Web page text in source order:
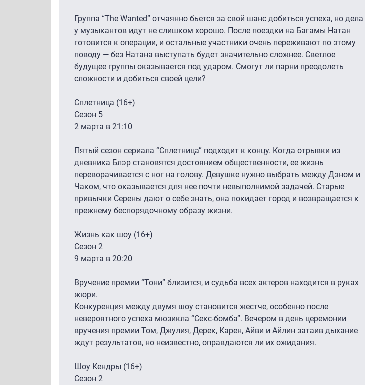
Группа “The Wanted” отчаянно бьется за свой шанс добиться успеха, но дела
у музыкантов идут не слишком хорошо. После поездки на Багамы Натан
готовится к операции, и остальные участники очень переживают по этому
поводу — без Натана выступать будет значительно сложнее. Светлое
будущее группы оказывается под ударом. Смогут ли парни преодолеть
сложности и добиться своей цели?
Сплетница (16+)
Сезон 5
2 марта в 21:10
Пятый сезон сериала “Сплетница” подходит к концу. Когда отрывки из
дневника Блэр становятся достоянием общественности, ее жизнь
переворачивается с ног на голову. Девушке нужно выбрать между Дэном и
Чаком, что оказывается для нее почти невыполнимой задачей. Старые
привычки Серены дают о себе знать, она покидает город и возвращается к
прежнему беспорядочному образу жизни.
Жизнь как шоу (16+)
Сезон 2
9 марта в 20:20
Вручение премии “Тони” близится, и судьба всех актеров находится в руках
жюри.
Конкуренция между двумя шоу становится жестче, особенно после
невероятного успеха мюзикла “Секс-бомба”. Вечером в день церемонии
вручения премии Том, Джулия, Дерек, Карен, Айви и Айлин затаив дыхание
ждут результатов, но неизвестно, оправдаются ли их ожидания.
Шоу Кендры (16+)
Сезон 2